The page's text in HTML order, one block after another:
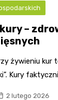
–
żywieniu kur
Kury
2 lutego 2026